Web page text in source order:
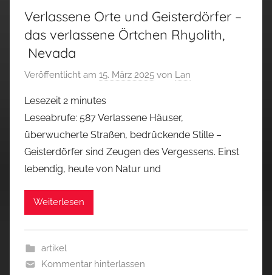
Verlassene Orte und Geisterdörfer –
das verlassene Örtchen Rhyolith,
Nevada
Veröffentlicht am 15. März 2025 von Lan
Lesezeit 2 minutes
Leseabrufe: 587 Verlassene Häuser,
überwucherte Straßen, bedrückende Stille –
Geisterdörfer sind Zeugen des Vergessens. Einst
lebendig, heute von Natur und
Weiterlesen
artikel
Kommentar hinterlassen